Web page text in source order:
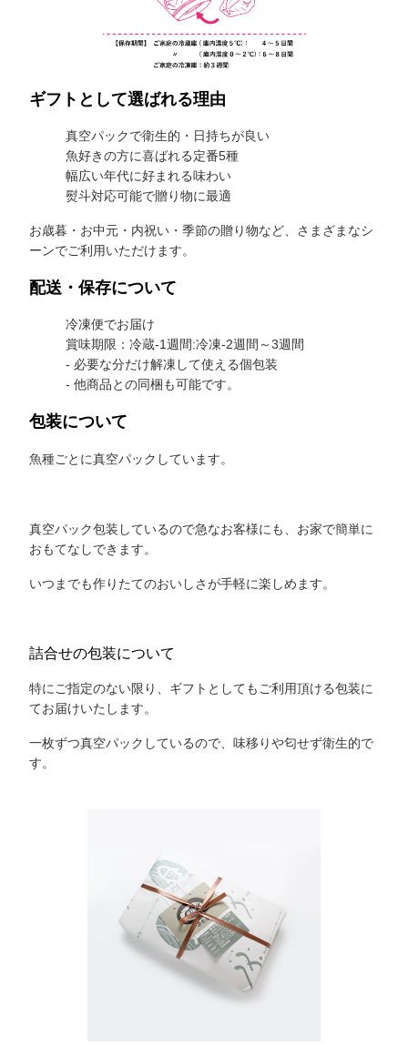
ギフトとして選ばれる理由
真空パックで衛生的・日持ちが良い
魚好きの方に喜ばれる定番5種
幅広い年代に好まれる味わい
熨斗対応可能で贈り物に最適
お歳暮・お中元・内祝い・季節の贈り物など、さまざまなシ
ーンでご利用いただけます。
配送・保存について
冷凍便でお届け
賞味期限：冷蔵-1週間:冷凍-2週間～3週間
- 必要な分だけ解凍して使える個包装
- 他商品との同梱も可能です。
包装について
魚種ごとに真空パックしています。
真空パック包装しているので急なお客様にも、お家で簡単に
おもてなしできます。
いつまでも作りたてのおいしさが手軽に楽しめます。
詰合せの包装について
特にご指定のない限り、ギフトとしてもご利用頂ける包装に
てお届けいたします。
一枚ずつ真空パックしているので、味移りや匂せず衛生的で
す。